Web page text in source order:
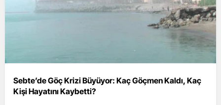
Sebte’de Göç Krizi Büyüyor: Kaç Göçmen Kaldı, Kaç
Kişi Hayatını Kaybetti?